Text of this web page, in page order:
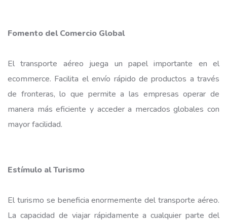
Fomento del Comercio Global
El transporte aéreo juega un papel importante en el
ecommerce. Facilita el envío rápido de productos a través
de fronteras, lo que permite a las empresas operar de
manera más eficiente y acceder a mercados globales con
mayor facilidad.
Estímulo al Turismo
El turismo se beneficia enormemente del transporte aéreo.
La capacidad de viajar rápidamente a cualquier parte del